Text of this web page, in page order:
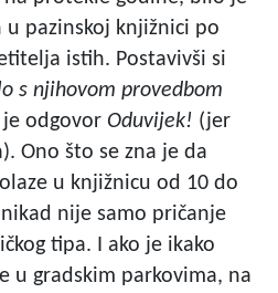
pazinskoj knjižnici po
istih. Postavivši si
s njihovom provedbom
je odgovor Oduvijek! (jer
Ono što se zna je da
u knjižnicu od 10 do
nije samo pričanje
tipa. I ako je ikako
u gradskim parkovima, na